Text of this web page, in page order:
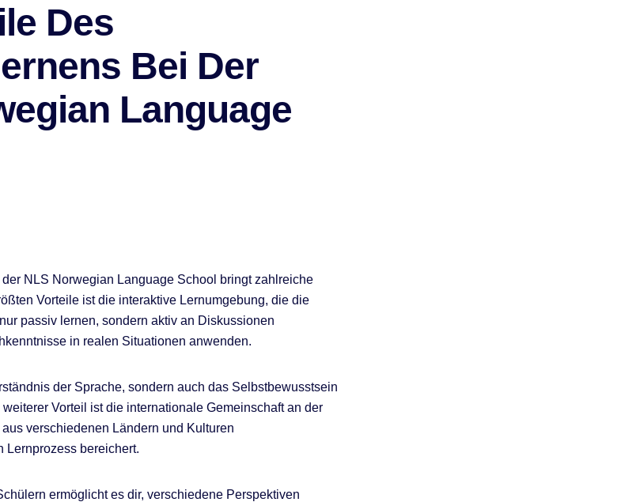
Des
Bei Der
Language
NLS Norwegian Language School bringt zahlreiche
Vorteile ist die interaktive Lernumgebung, die die
passiv lernen, sondern aktiv an Diskussionen
in realen Situationen anwenden.
der Sprache, sondern auch das Selbstbewusstsein
Vorteil ist die internationale Gemeinschaft an der
verschiedenen Ländern und Kulturen
Lernprozess bereichert.
ermöglicht es dir, verschiedene Perspektiven